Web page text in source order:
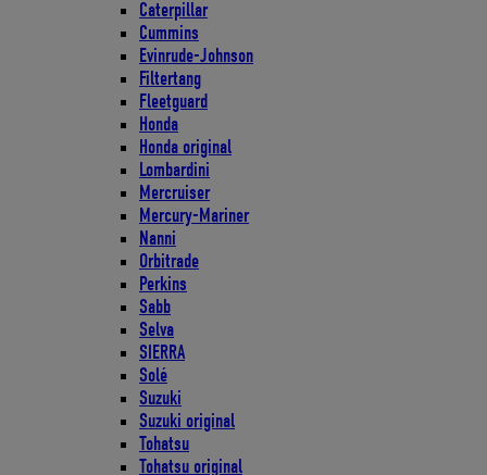
Caterpillar
Cummins
Evinrude-Johnson
Filtertang
Fleetguard
Honda
Honda original
Lombardini
Mercruiser
Mercury-Mariner
Nanni
Orbitrade
Perkins
Sabb
Selva
SIERRA
Solé
Suzuki
Suzuki original
Tohatsu
Tohatsu original